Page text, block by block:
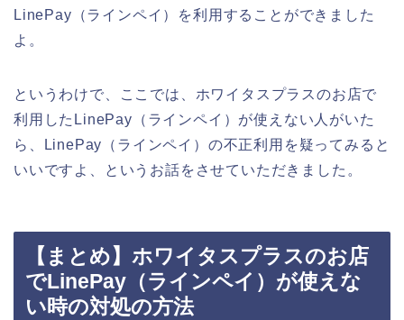
LinePay（ラインペイ）を利用することができました
よ。
というわけで、ここでは、ホワイタスプラスのお店で
利用したLinePay（ラインペイ）が使えない人がいた
ら、LinePay（ラインペイ）の不正利用を疑ってみると
いいですよ、というお話をさせていただきました。
【まとめ】ホワイタスプラスのお店
でLinePay（ラインペイ）が使えな
い時の対処の方法